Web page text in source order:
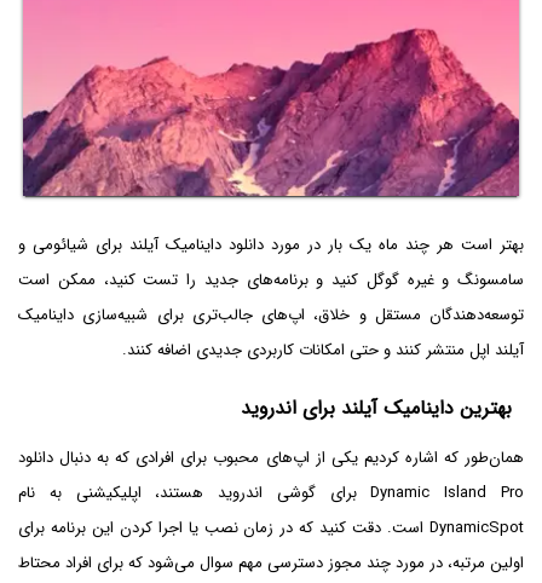
بهتر است هر چند ماه یک بار در مورد دانلود داینامیک آیلند برای شیائومی و
سامسونگ و غیره گوگل کنید و برنامه‌های جدید را تست کنید، ممکن است
توسعه‌دهندگان مستقل و خلاق، اپ‌های جالب‌تری برای شبیه‌سازی داینامیک
آیلند اپل منتشر کنند و حتی امکانات کاربردی جدیدی اضافه کنند.
بهترین داینامیک آیلند برای اندروید
همان‌طور که اشاره کردیم یکی از اپ‌های محبوب برای افرادی که به دنبال دانلود
Dynamic Island Pro برای گوشی اندروید هستند، اپلیکیشنی به نام
DynamicSpot است. دقت کنید که در زمان نصب یا اجرا کردن این برنامه برای
اولین مرتبه، در مورد چند مجوز دسترسی مهم سوال می‌شود که برای افراد محتاط